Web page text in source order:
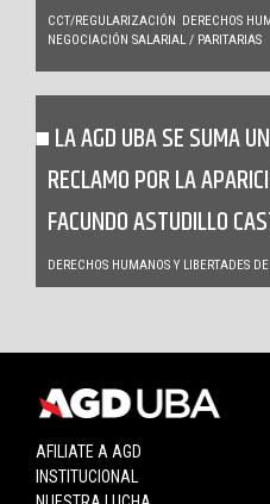
CCT/REGULARIZACIÓN DERECHOS
NEGOCIACIÓN SALARIAL / PARITARIAS
LA AGD UBA SE SUMA
RECLAMO POR LA
FACUNDO ASTUDILLO
DERECHOS HUMANOS Y LIBERTADES
AFILIATE A AGD
INSTITUCIONAL